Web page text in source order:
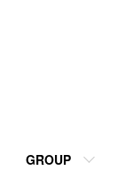
GROUP